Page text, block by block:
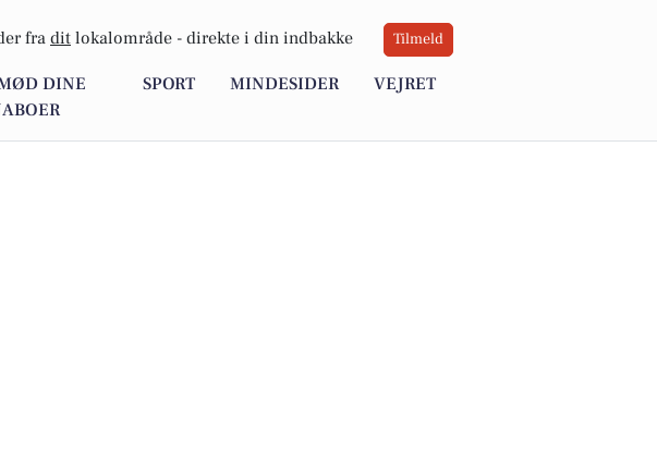
fra dit lokalområde - direkte i din indbakke Tilmeld
DINE
SPORT MINDESIDER VEJRET